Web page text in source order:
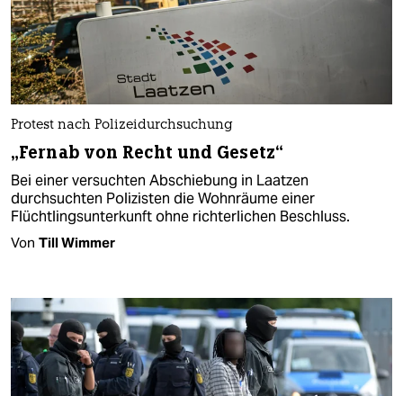
Protest nach Polizeidurchsuchung
„Fernab von Recht und Gesetz“
Bei einer versuchten Abschiebung in Laatzen
durchsuchten Polizisten die Wohnräume einer
Flüchtlingsunterkunft ohne richterlichen Beschluss.
Von Till Wimmer